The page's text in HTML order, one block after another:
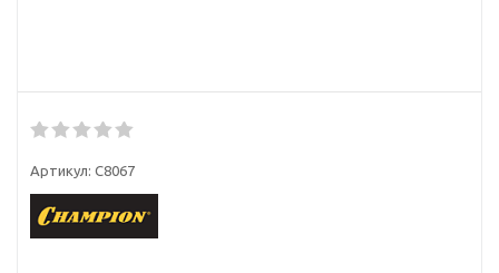
Артикул: C8067